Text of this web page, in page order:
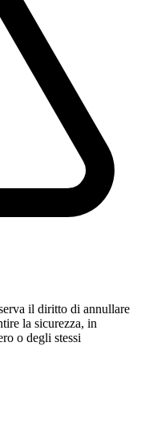
il diritto di annullare
la sicurezza, in
o degli stessi